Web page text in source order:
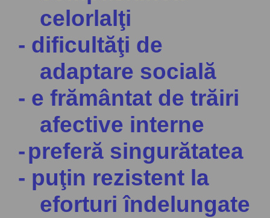
celorlalţi
- dificultăţi de
adaptare socială
- e frământat de trăiri
afective interne
-preferă singurătatea
- puţin rezistentla
eforturi îndelungate